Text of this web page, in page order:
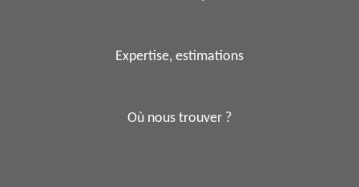
Expertise, estimations
Où nous trouver ?